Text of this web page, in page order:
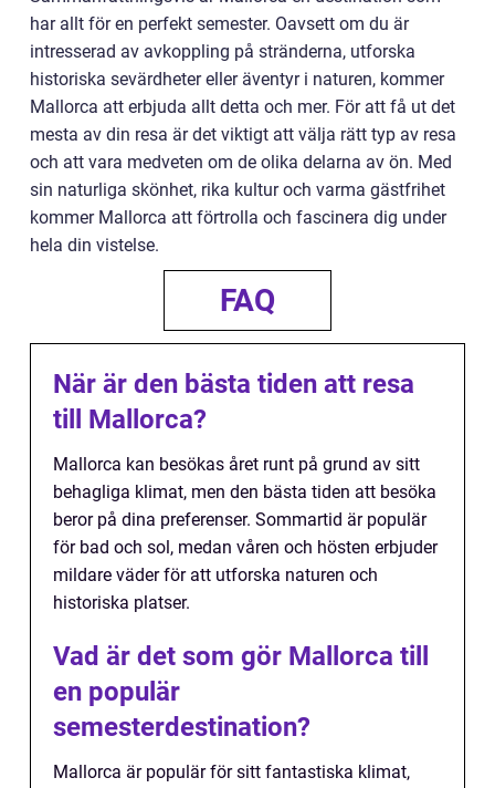
har allt för en perfekt semester. Oavsett om du är
intresserad av avkoppling på stränderna, utforska
historiska sevärdheter eller äventyr i naturen, kommer
Mallorca att erbjuda allt detta och mer. För att få ut det
mesta av din resa är det viktigt att välja rätt typ av resa
och att vara medveten om de olika delarna av ön. Med
sin naturliga skönhet, rika kultur och varma gästfrihet
kommer Mallorca att förtrolla och fascinera dig under
hela din vistelse.
FAQ
När är den bästa tiden att resa
till Mallorca?
Mallorca kan besökas året runt på grund av sitt
behagliga klimat, men den bästa tiden att besöka
beror på dina preferenser. Sommartid är populär
för bad och sol, medan våren och hösten erbjuder
mildare väder för att utforska naturen och
historiska platser.
Vad är det som gör Mallorca till
en populär
semesterdestination?
Mallorca är populär för sitt fantastiska klimat,